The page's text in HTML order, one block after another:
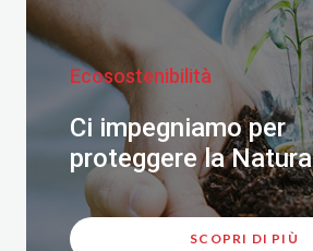
Ecosostenibilità
Ci impegniamo per
proteggere la Natura
SCOPRI DI PIÙ